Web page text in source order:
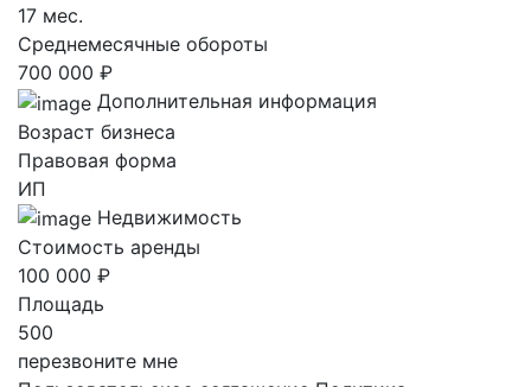
17 мес.
Среднемесячные обороты
700 000 ₽
Дополнительная информация
Возраст бизнеса
Правовая форма
ИП
Недвижимость
Стоимость аренды
100 000 ₽
Площадь
500
перезвоните мне